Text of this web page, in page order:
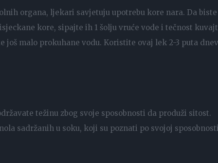
organa, ljekari savjetuju upotrebu kore nara. Da
kore, sipajte ih 1 šolju vruće vode i tečnost
malo prokuhane vodu. Koristite ovaj lek 2-3 puta
težinu zbog svoje sposobnosti da produži sitost.
sadržanih u soku, koji su poznati po svojoj